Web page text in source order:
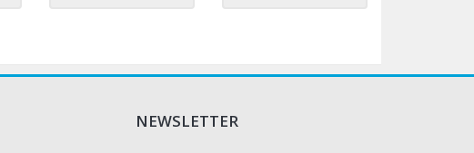
NEWSLETTER